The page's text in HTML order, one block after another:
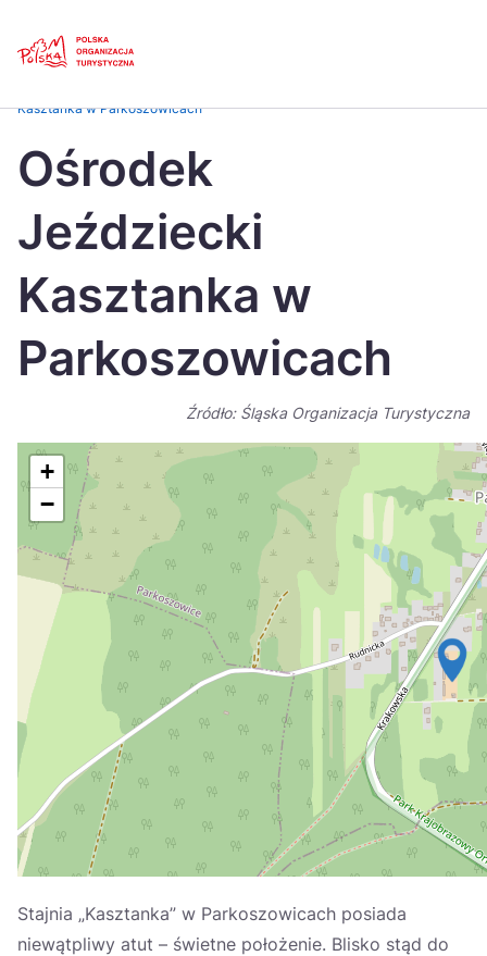
Česká
Dansk
Italiano
Nederlands
Suomi
Україна
Zamknij
Kasztanka w Parkoszowicach
Ośrodek
Jeździecki
Kasztanka w
Parkoszowicach
Źródło: Śląska Organizacja Turystyczna
+
−
Stajnia „Kasztanka” w Parkoszowicach posiada
niewątpliwy atut – świetne położenie. Blisko stąd do